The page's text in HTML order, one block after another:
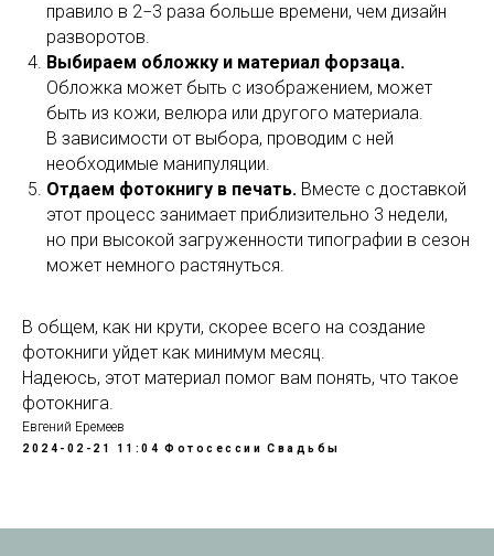
правило в 2−3 раза больше времени, чем дизайн
разворотов.
Выбираем обложку и материал форзаца.
Обложка может быть с изображением, может
быть из кожи, велюра или другого материала.
В зависимости от выбора, проводим с ней
необходимые манипуляции.
Отдаем фотокнигу в печать. Вместе с доставкой
этот процесс занимает приблизительно 3 недели,
но при высокой загруженности типографии в сезон
может немного растянуться.
В общем, как ни крути, скорее всего на создание
фотокниги уйдет как минимум месяц.
Надеюсь, этот материал помог вам понять, что такое
фотокнига.
Евгений Еремеев
2024-02-21 11:04 Фотосессии Свадьбы